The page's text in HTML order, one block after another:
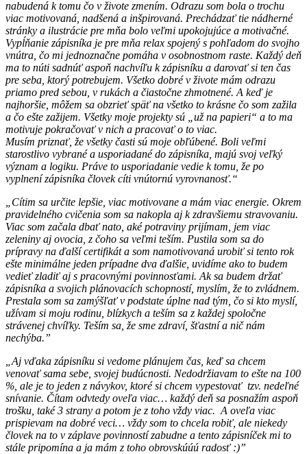
nabudená k tomu čo v živote zmením. Odrazu som bola o trochu
viac motivovaná, nadšená a inšpirovaná. Prechádzať tie nádherné
stránky a ilustrácie pre mňa bolo veľmi upokojujúce a motivačné.
Vypĺňanie zápisníka je pre mňa relax spojený s pohľadom do svojho
vnútra, čo mi jednoznačne pomáha v osobnostnom raste. Každý deň
ma to núti sadnúť aspoň nachvíľu k zápisníku a darovať si ten čas
pre seba, ktorý potrebujem. Všetko dobré v živote mám odrazu
priamo pred sebou, v rukách a čiastočne zhmotnené. A keď je
najhoršie, môžem sa obzrieť späť na všetko to krásne čo som zažila
a čo ešte zažijem. Všetky moje projekty sú „už na papieri“ a to ma
motivuje pokračovať v nich a pracovať o to viac.
Musím priznať, že všetky časti sú moje obľúbené. Boli veľmi
starostlivo vybrané a usporiadané do zápisníka, majú svoj veľký
význam a logiku. Práve to usporiadanie vedie k tomu, že po
vyplnení zápisníka človek cíti vnútornú vyrovnanosť.“
„Cítim sa určite lepšie, viac motivovane a mám viac energie. Okrem
pravidelného cvičenia som sa nakopla aj k zdravšiemu stravovaniu.
Viac som začala dbať nato, aké potraviny prijímam, jem viac
zeleniny aj ovocia, z čoho sa veľmi teším. Pustila som sa do
prípravy na ďalší certifikát a som namotivovaná urobiť si tento rok
ešte minimálne jeden prípadne dva ďalšie, uvidíme ako to budem
vedieť zladiť aj s pracovnými povinnosťami. Ak sa budem držať
zápisníka a svojich plánovacích schopností, myslím, že to zvládnem.
Prestala som sa zamýšľať v podstate úplne nad tým, čo si kto myslí,
užívam si moju rodinu, blízkych a teším sa z každej spoločne
strávenej chvíľky. Teším sa, že sme zdraví, šťastní a nič nám
nechýba.”
„Aj vďaka zápisníku si vedome plánujem čas, keď sa chcem
venovať sama sebe, svojej budúcnosti. Nedodržiavam to ešte na 100
%, ale je to jeden z návykov, ktoré si chcem vypestovať tzv. nedeľné
snívanie. Čítam odvtedy oveľa viac… každý deň sa posnažím aspoň
trošku, také 3 strany a potom je z toho vždy viac. A oveľa viac
prispievam na dobré veci… vždy som to chcela robiť, ale niekedy
človek na to v záplave povinností zabudne a tento zápisníček mi to
stále pripomína a ja mám z toho obrovskúúú radosť :)”